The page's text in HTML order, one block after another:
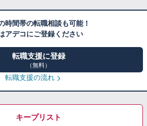
時間帯の転職相談も可能！
アデコにご登録ください
転職支援に登録
（無料）
転職支援の流れ
キープリスト